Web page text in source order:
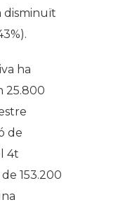
disminuït
ha
25.800
de
4t
153.200